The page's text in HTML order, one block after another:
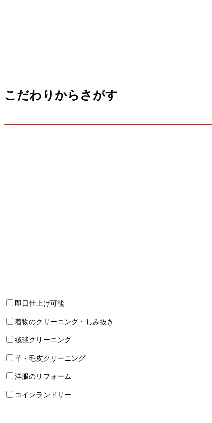
こだわりからさがす
即日仕上げ可能
着物のクリーニング・しみ抜き
絨毯クリーニング
革・毛皮クリーニング
洋服のリフォーム
コインランドリー